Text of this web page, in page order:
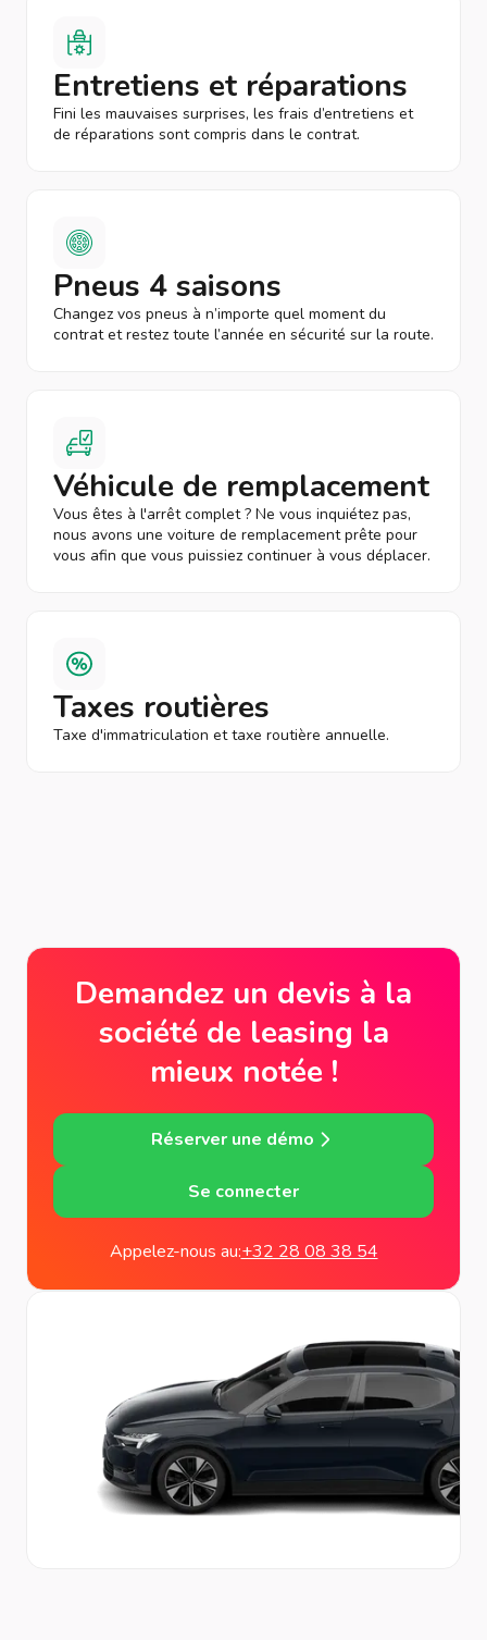
Entretiens et réparations
Fini les mauvaises surprises, les frais d’entretiens et
de réparations sont compris dans le contrat.
Pneus 4 saisons
Changez vos pneus à n’importe quel moment du
contrat et restez toute l’année en sécurité sur la route.
Véhicule de remplacement
Vous êtes à l'arrêt complet ? Ne vous inquiétez pas,
nous avons une voiture de remplacement prête pour
vous afin que vous puissiez continuer à vous déplacer.
Taxes routières
Taxe d'immatriculation et taxe routière annuelle.
Demandez un devis à la
société de leasing la
mieux notée !
Réserver une démo
Se connecter
Appelez-nous au:+32 28 08 38 54